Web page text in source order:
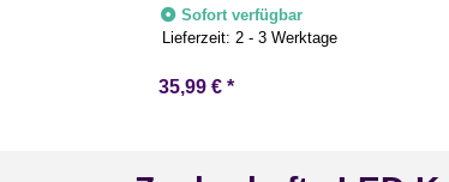
Sofort verfügbar
Lieferzeit:2 - 3 Werktage
35,99 € *